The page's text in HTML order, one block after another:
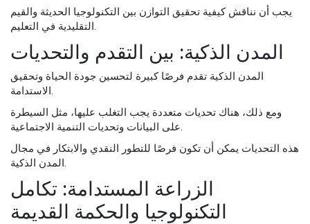
يجب أن نناقش كيفية تحقيق التوازن بين التكنولوجيا الحديثة والقيم
التقليدية في التعليم.
المدن الذكية: بين التقدم والتحديات
المدن الذكية تقدم فرصًا كبيرة لتحسين جودة الحياة وتحقيق
الاستدامة.
ومع ذلك، هناك تحديات متعددة يجب التغلب عليها، مثل السيطرة
على البيانات وتحديات التنمية الاجتماعية.
هذه التحديات يمكن أن تكون فرصًا للتطور النقدي والابتكار في مجال
المدن الذكية.
الزراعة المستدامة: تكامل
التكنولوجيا والحكمة القديمة